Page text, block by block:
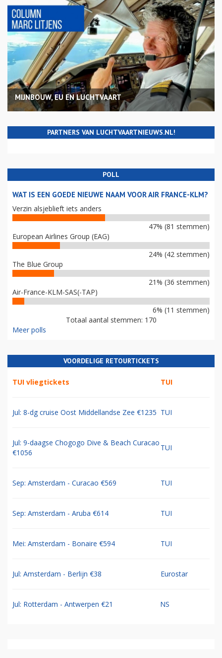
MIJNBOUW, EU EN LUCHTVAART
PARTNERS VAN LUCHTVAARTNIEUWS.NL!
POLL
WAT IS EEN GOEDE NIEUWE NAAM VOOR AIR FRANCE-KLM?
Verzin alsjeblieft iets anders
47% (81 stemmen)
European Airlines Group (EAG)
24% (42 stemmen)
The Blue Group
21% (36 stemmen)
Air-France-KLM-SAS(-TAP)
6% (11 stemmen)
Totaal aantal stemmen: 170
Meer polls
VOORDELIGE RETOURTICKETS
TUI vliegtickets TUI
Jul: 8-dg cruise Oost Middellandse Zee €1235 TUI
Jul: 9-daagse Chogogo Dive & Beach Curacao
€1056
TUI
Sep: Amsterdam - Curacao €569 TUI
Sep: Amsterdam - Aruba €614 TUI
Mei: Amsterdam - Bonaire €594 TUI
Jul: Amsterdam - Berlijn €38 Eurostar
Jul: Rotterdam - Antwerpen €21 NS